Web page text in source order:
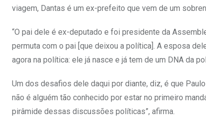
viagem, Dantas é um ex-prefeito que vem de um
“O pai dele é ex-deputado e foi presidente da
permuta com o pai [que deixou a política]. A esposa
agora na política: ele já nasce e já tem de um DNA da
Um dos desafios dele daqui por diante, diz, é que
não é alguém tão conhecido por estar no primeiro
pirâmide dessas discussões políticas”, afirma.